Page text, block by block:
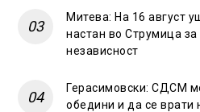
Митева: На 16 август
настан во Струмица за
независност
Герасимовски: СДСМ
обедини и да се врати